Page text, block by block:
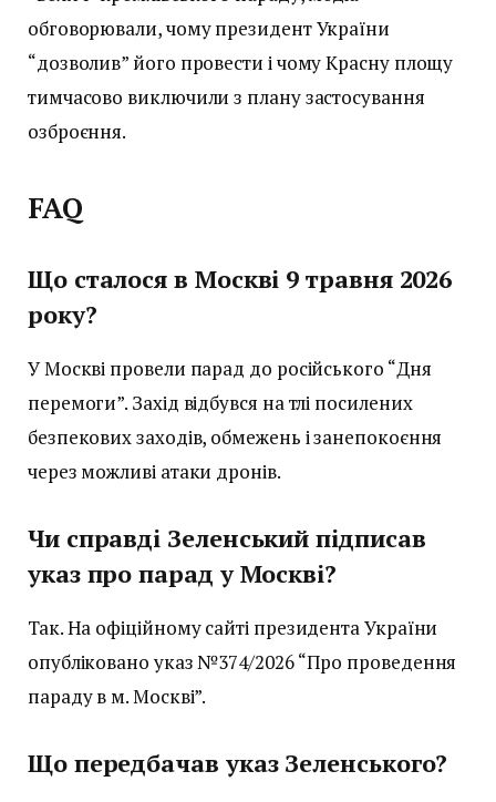
обговорювали, чому президент України
“дозволив” його провести і чому Красну площу
тимчасово виключили з плану застосування
озброєння.
FAQ
Що сталося в Москві 9 травня 2026
року?
У Москві провели парад до російського “Дня
перемоги”. Захід відбувся на тлі посилених
безпекових заходів, обмежень і занепокоєння
через можливі атаки дронів.
Чи справді Зеленський підписав
указ про парад у Москві?
Так. На офіційному сайті президента України
опубліковано указ №374/2026 “Про проведення
параду в м. Москві”.
Що передбачав указ Зеленського?